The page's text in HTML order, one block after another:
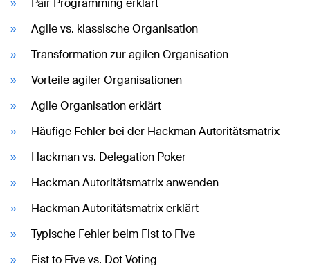
Pair Programming erklärt
Agile vs. klassische Organisation
Transformation zur agilen Organisation
Vorteile agiler Organisationen
Agile Organisation erklärt
Häufige Fehler bei der Hackman Autoritätsmatrix
Hackman vs. Delegation Poker
Hackman Autoritätsmatrix anwenden
Hackman Autoritätsmatrix erklärt
Typische Fehler beim Fist to Five
Fist to Five vs. Dot Voting